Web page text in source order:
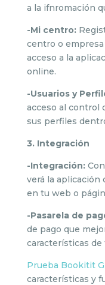
a la ifnromación
-Mi centro:
centro o
acceso a la
online.
-Usuarios y
acceso al control
sus perfiles
3. Integración
-Integración:
verá la aplicación
en tu web o
-Pasarela de
de pago que
características de
Prueba Bookitit
características y